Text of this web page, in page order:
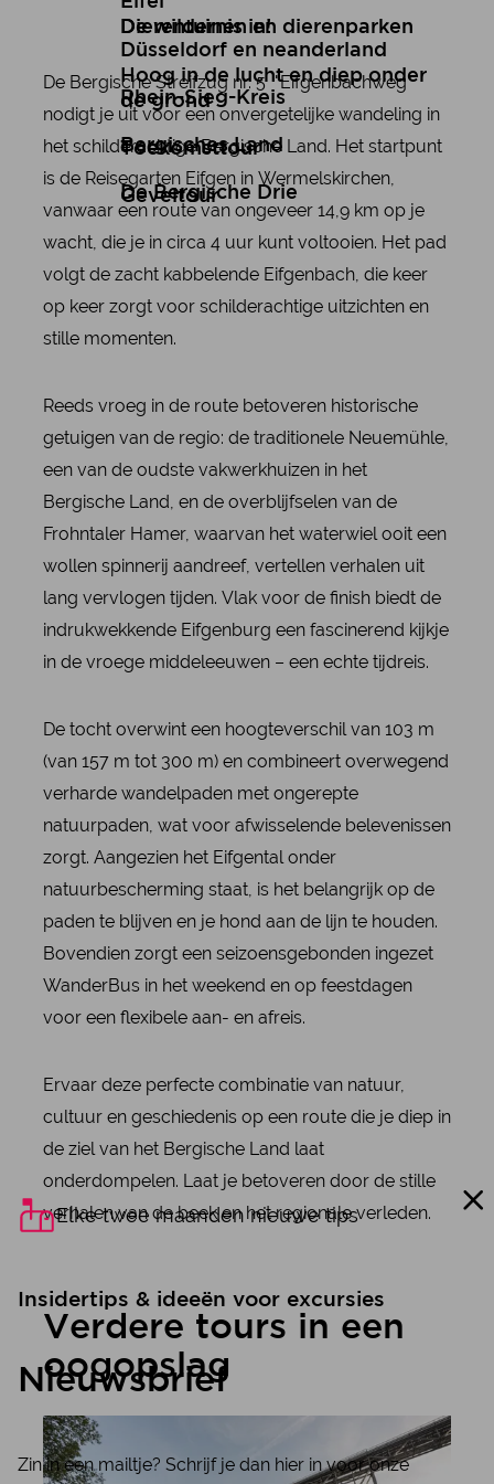
De wildernis in!
Hoog in de lucht en diep onder
de grond
Toekomsttour
Geveltour
Düsseldorf en neanderland
Rhein-Sieg-Kreis
Bergisches Land
De Bergische Drie
Dierentuinen en dierenparken
De Bergische Streifzug nr. 5 "Eifgenbachweg"
nodigt je uit voor een onvergetelijke wandeling in
het schilderachtige Bergische Land. Het startpunt
is de Reisegarten Eifgen in Wermelskirchen,
vanwaar een route van ongeveer 14,9 km op je
wacht, die je in circa 4 uur kunt voltooien. Het pad
volgt de zacht kabbelende Eifgenbach, die keer
op keer zorgt voor schilderachtige uitzichten en
stille momenten.
Reeds vroeg in de route betoveren historische
getuigen van de regio: de traditionele Neuemühle,
een van de oudste vakwerkhuizen in het
Bergische Land, en de overblijfselen van de
Frohntaler Hamer, waarvan het waterwiel ooit een
wollen spinnerij aandreef, vertellen verhalen uit
lang vervlogen tijden. Vlak voor de finish biedt de
indrukwekkende Eifgenburg een fascinerend kijkje
in de vroege middeleeuwen – een echte tijdreis.
De tocht overwint een hoogteverschil van 103 m
(van 157 m tot 300 m) en combineert overwegend
verharde wandelpaden met ongerepte
natuurpaden, wat voor afwisselende belevenissen
zorgt. Aangezien het Eifgental onder
natuurbescherming staat, is het belangrijk op de
paden te blijven en je hond aan de lijn te houden.
Bovendien zorgt een seizoensgebonden ingezet
WanderBus in het weekend en op feestdagen
voor een flexibele aan- en afreis.
Ervaar deze perfecte combinatie van natuur,
cultuur en geschiedenis op een route die je diep in
de ziel van het Bergische Land laat
onderdompelen. Laat je betoveren door de stille
verhalen van de beek en het regionale verleden.
Verdere tours in een
oogopslag
meer informatie
Elke twee maanden nieuwe tips
Insidertips & ideeën voor excursies
Nieuwsbrief
Zin in een mailtje? Schrijf je dan hier in voor onze